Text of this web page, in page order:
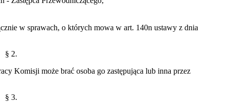
w sprawach, o których mowa w art. 140n ustawy z dnia
§ 2.
Komisji może brać osoba go zastępująca lub inna przez
§ 3.